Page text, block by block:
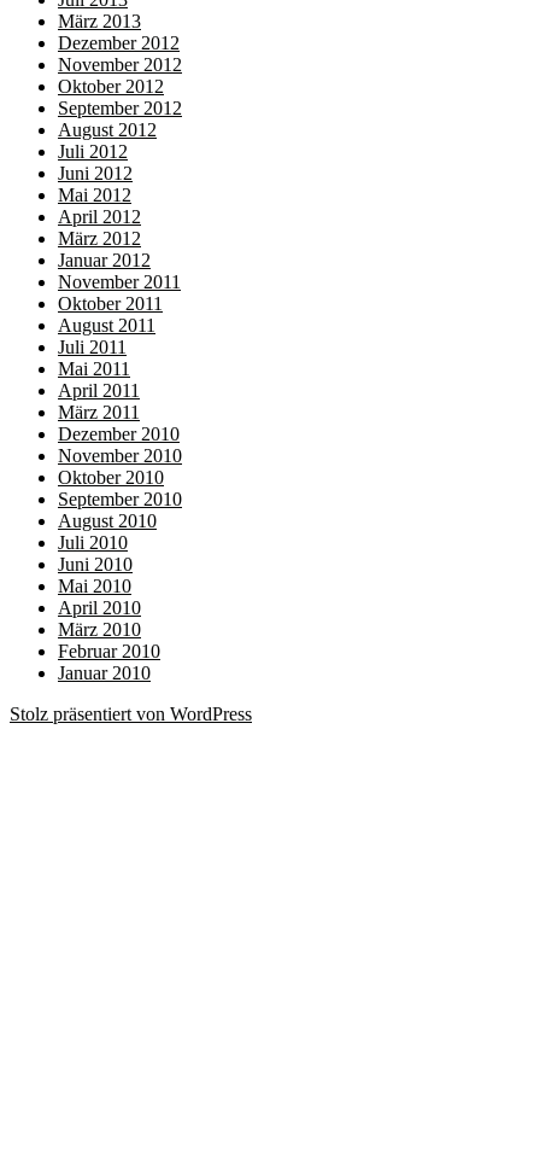
März 2013
Dezember 2012
November 2012
Oktober 2012
September 2012
August 2012
Juli 2012
Juni 2012
Mai 2012
April 2012
März 2012
Januar 2012
November 2011
Oktober 2011
August 2011
Juli 2011
Mai 2011
April 2011
März 2011
Dezember 2010
November 2010
Oktober 2010
September 2010
August 2010
Juli 2010
Juni 2010
Mai 2010
April 2010
März 2010
Februar 2010
Januar 2010
Stolz präsentiert von WordPress